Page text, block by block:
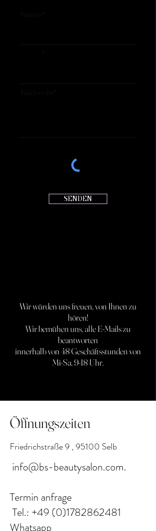
SENDEN
Wir würden uns freuen, von Ihnen zu
hören!
Wir bemühen uns, alle E-Mails zu
beantworten
innerhalb von 48 Geschäftsstunden von
Mi-Sa, 9-18 Uhr.
Öffnungszeiten
Friedrichstraße 9 , 95100 Selb
info@bs-beautysalon.com.
Termin anfrage
Tel.: +49 (0)1782862481
Whatsapp